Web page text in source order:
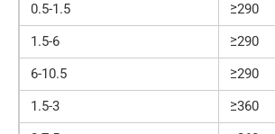
0.5-1.5 ≥290
1.5-6
≥290
6-10.5
≥290
1.5-3
≥360